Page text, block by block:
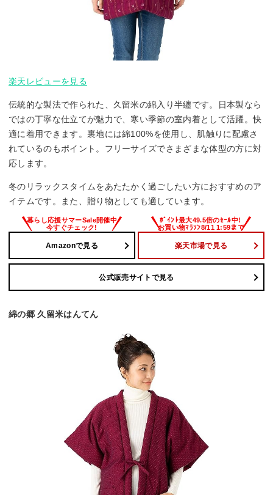
楽天レビューを見る
伝統的な製法で作られた、久留米の綿入り半纏です。日本製なら
ではの丁寧な仕立てが魅力で、寒い季節の室内着として活躍。快
適に着用できます。裏地には綿100%を使用し、肌触りに配慮さ
れているのもポイント。フリーサイズでさまざまな体型の方に対
応します。
冬のリラックスタイムをあたたかく過ごしたい方におすすめのア
イテムです。また、贈り物としても適しています。
Amazonで見る 楽天市場で見る
公式販売サイトで見る
綿の郷 久留米はんてん